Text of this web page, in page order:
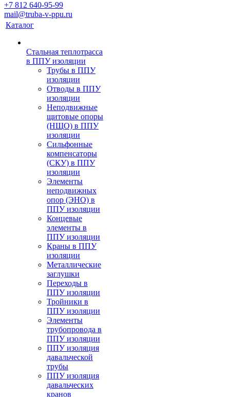
+7 812 640-95-99
mail@truba-v-ppu.ru
Каталог
Стальная теплотрасса
в ППУ изоляции
Трубы в ППУ
изоляции
Отводы в ППУ
изоляции
Неподвижные
щитовые опоры
(НЩО) в ППУ
изоляции
Cильфонные
компенсаторы
(СКУ) в ППУ
изоляции
Элементы
неподвижных
опор (ЭНО) в
ППУ изоляции
Концевые
элементы в
ППУ изоляции
Краны в ППУ
изоляции
Металлические
заглушки
Переходы в
ППУ изоляции
Тройники в
ППУ изоляции
Элементы
трубопровода в
ППУ изоляции
ППУ изоляция
давальческой
трубы
ППУ изоляция
давальческих
кранов